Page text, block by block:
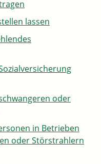
lassen
oder
in Betrieben
oder Störstrahlern